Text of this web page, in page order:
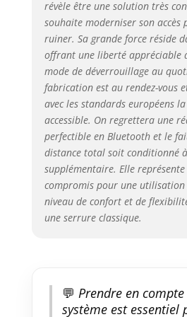
êtes.Record
toujours qui ouvre
electronique et
wifibox doit être
réseau 2,4 GHz, pas
5 GHz, et doit être
une zone couverte
WiFi.Veuillez noter
WELOCK WIFIBOX3
achetée
facile en 5 minutes
connectée:
uniquement le
serrure sans
de serrure d'origine,
centre du trou de
cadre de la porte est
révèle être une solution très
souhaite moderniser son accès
ruiner. Sa grande force réside
offrant une liberté appréciable
mode de déverrouillage au
fabrication est au rendez-vous
avec les standards européens
accessible. On regrettera une
perfectible en Bluetooth et le
distance total soit conditionné
supplémentaire. Elle
compromis pour une
niveau de confort et de
une serrure classique.
💬 Prendre en
système est essentiel